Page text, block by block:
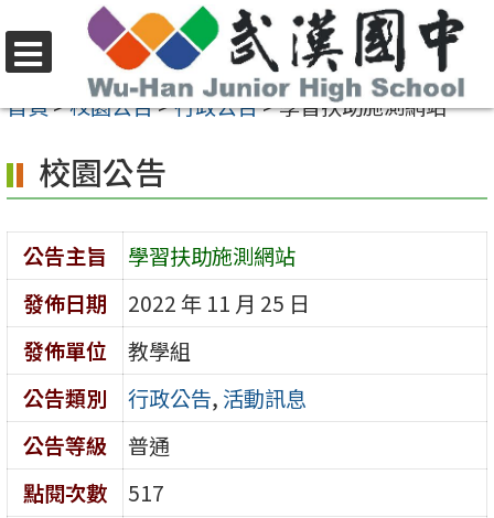
至
內
容
區
選
單
首頁>校園公告>行政公告>學習扶助施測網站
校園公告
公告主旨
學習扶助施測網站
發佈日期
2022 年 11 月 25 日
發佈單位
教學組
公告類別
行政公告, 活動訊息
公告等級
普通
點閱次數
517